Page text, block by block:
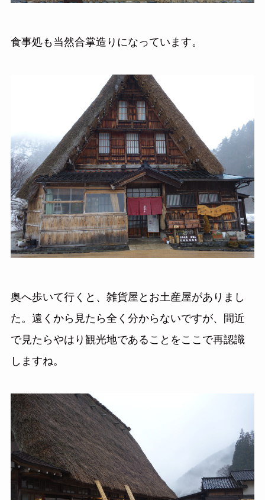
食事処も当然合掌造りになっています。
奥へ歩いて行くと、雑貨屋とお土産屋がありまし
た。遠くから見たら全く分からないですが、間近
で見たらやはり観光地であることをここで再認識
しますね。